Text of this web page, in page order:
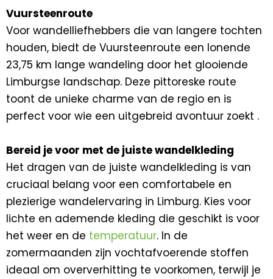
Vuursteenroute
Voor wandelliefhebbers die van langere tochten
houden, biedt de Vuursteenroute een lonende
23,75 km lange wandeling door het glooiende
Limburgse landschap. Deze pittoreske route
toont de unieke charme van de regio en is
perfect voor wie een uitgebreid avontuur zoekt .
Bereid je voor met de juiste wandelkleding
Het dragen van de juiste wandelkleding is van
cruciaal belang voor een comfortabele en
plezierige wandelervaring in Limburg. Kies voor
lichte en ademende kleding die geschikt is voor
het weer en de temperatuur. In de
zomermaanden zijn vochtafvoerende stoffen
ideaal om oververhitting te voorkomen, terwijl je